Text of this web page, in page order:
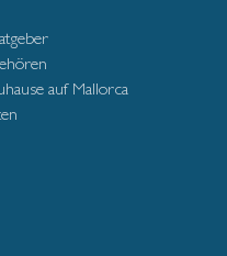
auf Mallorca